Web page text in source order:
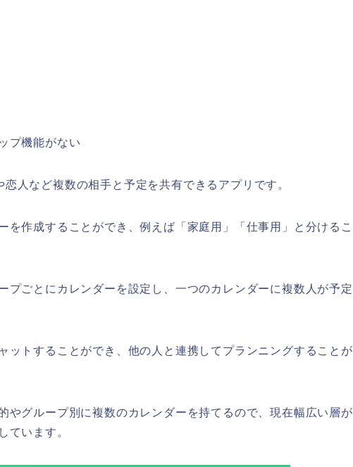
プ機能がない
恋人など複数の相手と予定を共有できるアプリです。
を作成することができ、例えば「家庭用」「仕事用」と分けるこ
プごとにカレンダーを設定し、一つのカレンダーに複数人が予定
ットすることができ、他の人と連携してプランニングすることが
やグループ別に複数のカレンダーを持てるので、現在幅広い層が
ています。